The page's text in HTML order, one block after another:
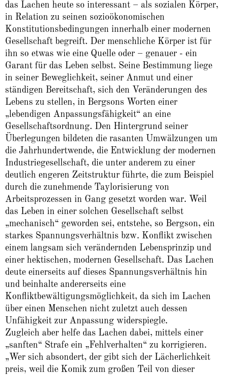
das Lachen heute so interessant – als sozialen Körper,
in Relation zu seinen sozioökonomischen
Konstitutionsbedingungen innerhalb einer modernen
Gesellschaft begreift. Der menschliche Körper ist für
ihn so etwas wie eine Quelle oder – genauer - ein
Garant für das Leben selbst. Seine Bestimmung liege
in seiner Beweglichkeit, seiner Anmut und einer
ständigen Bereitschaft, sich den Veränderungen des
Lebens zu stellen, in Bergsons Worten einer
„lebendigen Anpassungsfähigkeit“ an eine
Gesellschaftsordnung. Den Hintergrund seiner
Überlegungen bildeten die rasanten Umwälzungen um
die Jahrhundertwende, die Entwicklung der modernen
Industriegesellschaft, die unter anderem zu einer
deutlich engeren Zeitstruktur führte, die zum Beispiel
durch die zunehmende Taylorisierung von
Arbeitsprozessen in Gang gesetzt worden war. Weil
das Leben in einer solchen Gesellschaft selbst
„mechanisch“ geworden sei, entstehe, so Bergson, ein
starkes Spannungsverhältnis bzw. Konflikt zwischen
einem langsam sich verändernden Lebensprinzip und
einer hektischen, modernen Gesellschaft. Das Lachen
deute einerseits auf dieses Spannungsverhältnis hin
und beinhalte andererseits eine
Konfliktbewältigungsmöglichkeit, da sich im Lachen
über einen Menschen nicht zuletzt auch dessen
Unfähigkeit zur Anpassung widerspiegle.
Zugleich aber helfe das Lachen dabei, mittels einer
„sanften“ Strafe ein „Fehlverhalten“ zu korrigieren.
„Wer sich absondert, der gibt sich der Lächerlichkeit
preis, weil die Komik zum großen Teil von dieser